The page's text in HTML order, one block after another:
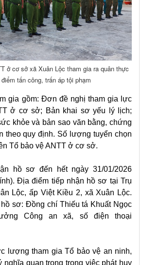
ở cơ sở xã Xuân Lộc tham gia ra quân thực
tấn công, trấn áp tội phạm
gia gồm: Đơn đề nghị tham gia lực
ở cơ sở; Bản khai sơ yếu lý lịch;
khỏe và bản sao văn bằng, chứng
theo quy định. Số lượng tuyển chọn
Tổ bảo vệ ANTT ở cơ sở.
hồ sơ đến hết ngày 31/01/2026
Địa điểm tiếp nhận hồ sơ tại Trụ
Lộc, ấp Việt Kiều 2, xã Xuân Lộc.
sơ: Đồng chí Thiếu tá Khuất Ngọc
Công an xã, số điện thoại
lượng tham gia Tổ bảo vệ an ninh,
quan trọng trong việc phát huy